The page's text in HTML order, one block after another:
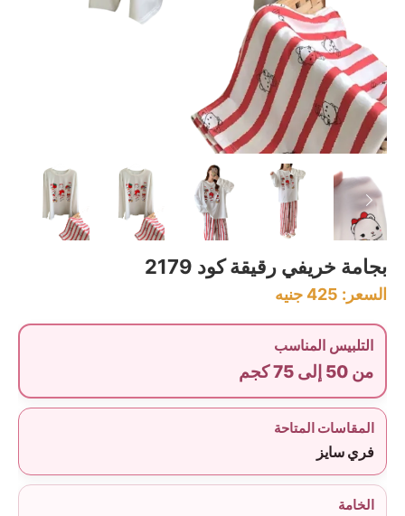
بجامة خريفي رقيقة كود 2179
السعر: 425جنيه
التلبيس المناسب
من 50 إلى 75 كجم
المقاسات المتاحة
فري سايز
الخامة